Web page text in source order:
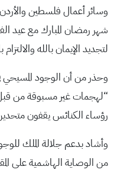
وسائر أعمال فلسطين والأردن
شهر رمضان المبارك مع عيد
لتجديد الإيمان بالله والالتزام
وحذر من أن الوجود المسيحي
“لهجمات غير مسبوقة من قبل
رؤساء الكنائس يقفون
وأشاد بدعم جلالة الملك
من الوصاية الهاشمية على